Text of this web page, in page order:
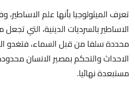
تعرف الميثولوجيا بأنها علم
الاساطير بالسرديات الدينية، التي
محددة سلفا من قبل السماء، فتغدو
الاحداث والتحكم بمصير الانسان
مستبعدة نهائيا.